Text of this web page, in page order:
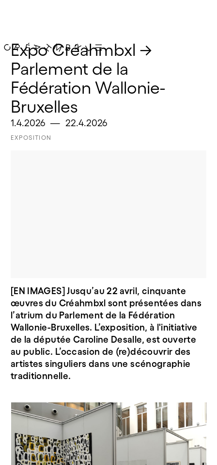
Expo Créahmbxl →
Parlement de la
Fédération Wallonie-
Bruxelles
1.4.2026 — 22.4.2026
EXPOSITION
Vincent Blondel, président du Sénat, Pascal Duquenne, comédien, et
Benoît Dispa, président du Parlement de la Fédération Wallonie-
Bruxelles
[EN IMAGES] Jusqu’au 22 avril, cinquante
œuvres du Créahmbxl sont présentées dans
l’atrium du Parlement de la Fédération
Wallonie-Bruxelles. L’exposition, à l'initiative
de la députée Caroline Desalle, est ouverte
au public. L’occasion de (re)découvrir des
artistes singuliers dans une scénographie
traditionnelle.